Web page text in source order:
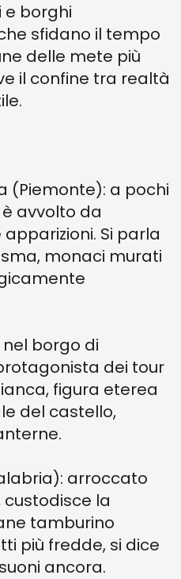
e borghi
sfidano il tempo
delle mete più
il confine tra realtà
(Piemonte): a pochi
avvolto da
Si parla
monaci murati
nel borgo di
dei tour
figura eterea
del castello,
arroccato
custodisce la
tamburino
più fredde, si dice
ancora.